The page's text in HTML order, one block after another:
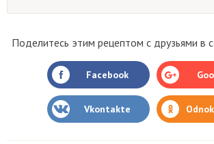
Поделитесь этим рецептом с друзьями в
Facebook
Vkontakte